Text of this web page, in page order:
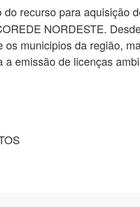
recurso para aquisição
NORDESTE.
municipios da região,
emissão de licenças